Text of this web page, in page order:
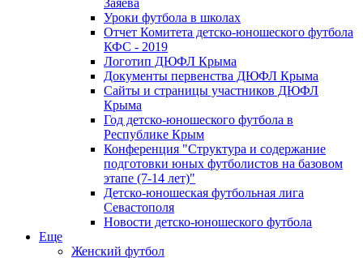
Заяева
Уроки футбола в школах
Отчет Комитета детско-юношеского футбола
КФС - 2019
Логотип ДЮФЛ Крыма
Документы первенства ДЮФЛ Крыма
Сайты и страницы участников ДЮФЛ
Крыма
Год детско-юношеского футбола в
Республике Крым
Конференция "Структура и содержание
подготовки юных футболистов на базовом
этапе (7-14 лет)"
Детско-юношеская футбольная лига
Севастополя
Новости детско-юношеского футбола
Еще
Женский футбол